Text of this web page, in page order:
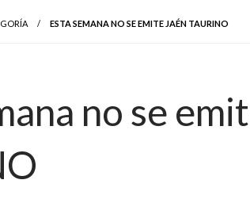
ESTA SEMANA NO SE EMITE JAÉN TAURINO
no se